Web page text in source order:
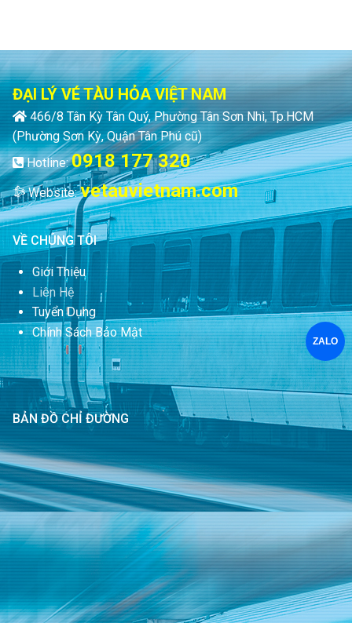
ĐẠI LÝ VÉ TÀU HỎA VIỆT NAM
466/8 Tân Kỳ Tân Quý, Phường Tân Sơn Nhì, Tp.HCM
(Phường Sơn Kỳ, Quận Tân Phú cũ)
Hotline:0918 177 320
Website:vetauvietnam.com
VỀ CHÚNG TÔI
Giới Thiệu
Liên Hệ
Tuyển Dụng
Chính Sách Bảo Mật
BẢN ĐỒ CHỈ ĐƯỜNG
ZALO